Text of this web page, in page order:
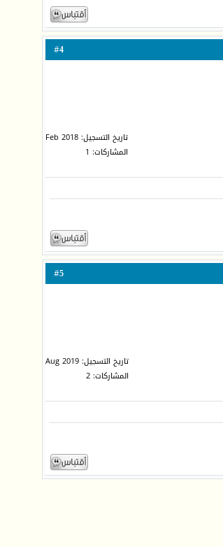
4
تاريخ التسجيل: Feb 2018
المشاركات: 1
5
تاريخ التسجيل: Aug 2019
المشاركات: 2